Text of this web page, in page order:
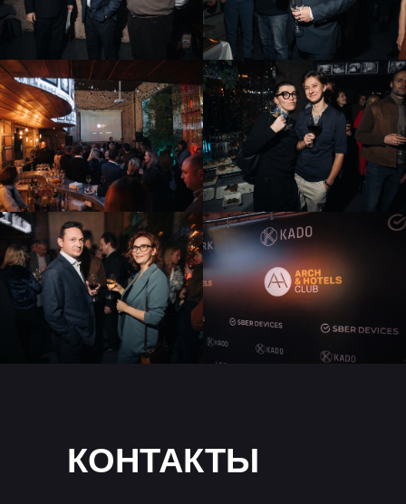
КОНТАКТЫ